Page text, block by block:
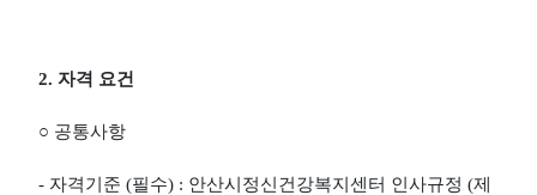
2. 자격 요건
○ 공통사항
- 자격기준 (필수) : 안산시정신건강복지센터 인사규정 (제